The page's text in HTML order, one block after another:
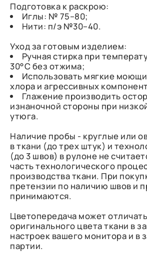
Подготовка к раскрою:
Иглы: № 75–80;
Нити: п/э №30–40.
Уход за готовым изделием:
Ручная стирка при
30°C без отжима;
Использовать мягкие
хлора и агрессивных
Глажение производить
изнаночной стороны при
утюга.
Наличие пробы - круглые или
в ткани (до трех штук) и
(до 3 швов) в рулоне не
часть технологического
производства ткани. При
претензии по наличию швов и
принимаются.
Цветопередача может
оригинального цвета ткани в
настроек вашего монитора и в
партии.